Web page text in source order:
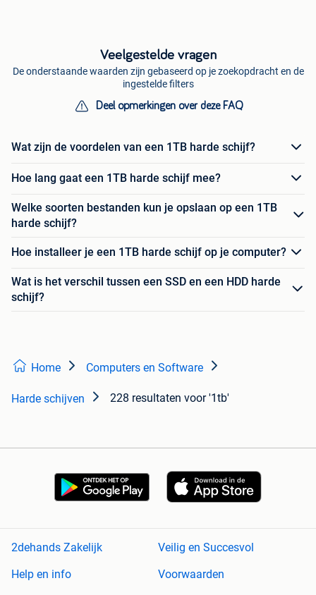
Veelgestelde vragen
De onderstaande waarden zijn gebaseerd op je zoekopdracht en de
ingestelde filters
Deel opmerkingen over deze FAQ
Wat zijn de voordelen van een 1TB harde schijf?
Hoe lang gaat een 1TB harde schijf mee?
Welke soorten bestanden kun je opslaan op een 1TB
harde schijf?
Hoe installeer je een 1TB harde schijf op je computer?
Wat is het verschil tussen een SSD en een HDD harde
schijf?
Home Computers en Software
Harde schijven 228 resultaten voor '1tb'
2dehands Zakelijk
Veilig en Succesvol
Help en info
Voorwaarden